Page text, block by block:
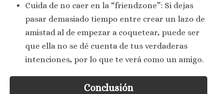
Cuida de no caer en la “friendzone”: Si dejas
pasar demasiado tiempo entre crear un lazo de
amistad al de empezar a coquetear, puede ser
que ella no se dé cuenta de tus verdaderas
intenciones, por lo que te verá como un amigo.
Conclusión